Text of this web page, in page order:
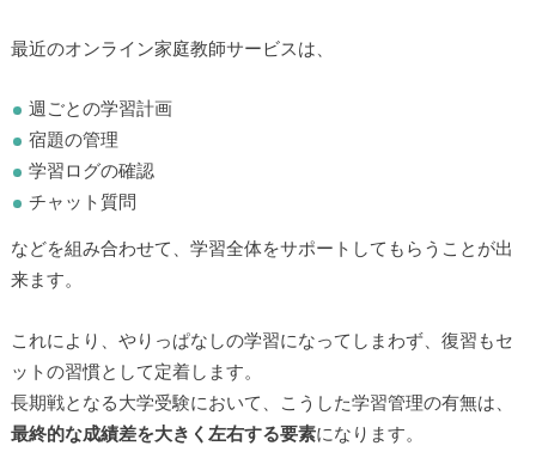
最近のオンライン家庭教師サービスは、
週ごとの学習計画
宿題の管理
学習ログの確認
チャット質問
などを組み合わせて、学習全体をサポートしてもらうことが出
来ます。
これにより、やりっぱなしの学習になってしまわず、復習もセ
ットの習慣として定着します。
長期戦となる大学受験において、こうした学習管理の有無は、
最終的な成績差を大きく左右する要素になります。